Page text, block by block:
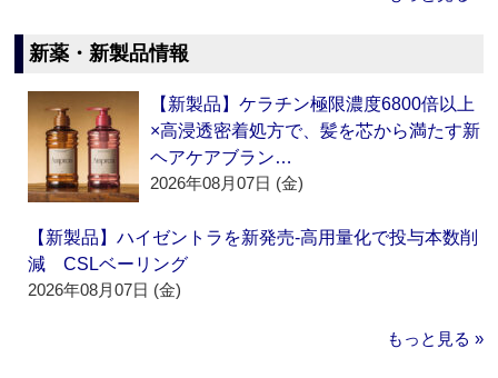
新薬・新製品情報
【新製品】ケラチン極限濃度6800倍以上
×高浸透密着処方で、髪を芯から満たす新
ヘアケアブラン…
2026年08月07日 (金)
【新製品】ハイゼントラを新発売‐高用量化で投与本数削
減 CSLベーリング
2026年08月07日 (金)
もっと見る »